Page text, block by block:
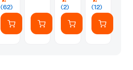
(62) (2) (12)